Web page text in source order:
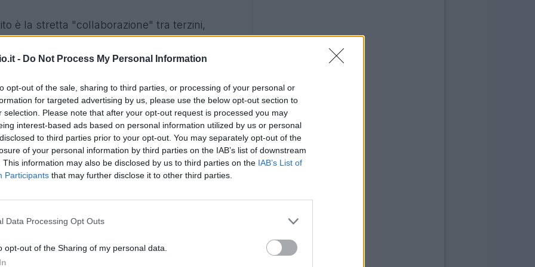
- Do Not Process My Personal Information
opt-out of the sale, sharing to third parties, or processing of your personal or
for targeted advertising by us, please use the below opt-out section to
selection. Please note that after your opt-out request is processed you may
interest-based ads based on personal information utilized by us or personal
to third parties prior to your opt-out. You may separately opt-out of the
of your personal information by third parties on the IAB’s list of downstream
This information may also be disclosed by us to third parties on the IAB’s List of
Participants that may further disclose it to other third parties.
Data Processing Opt Outs
opt-out of the Sharing of my personal data.
è la stretta "collaborazione" tra terzini,
la palla che deve sempre girare veloce e la
di posizione per lasciare invariata la
lo stesso dettame del
centrale del suo modo di fare calcio sta
, fulcro del suo gioco e fonte della gran
dei 90 minuti. Un modus operandi che
di Champions League contro ilBayer
e Supercoppa contro la
Juventus.
immagine non ne è uscita nemmeno
biancoceleste, che girava a mille e segnava
di
da due stagioni e mezza importanti, con